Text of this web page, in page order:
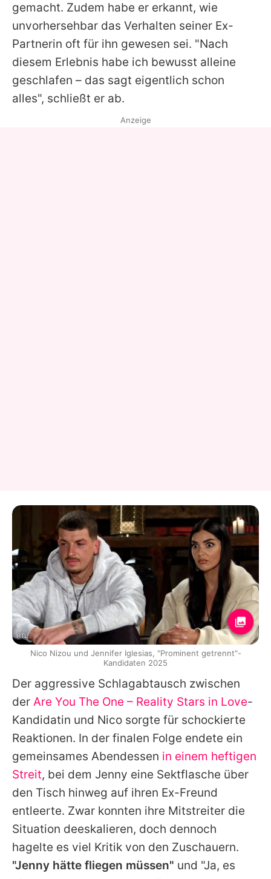
gemacht. Zudem habe er erkannt, wie
unvorhersehbar das Verhalten seiner Ex-
Partnerin oft für ihn gewesen sei. "Nach
diesem Erlebnis habe ich bewusst alleine
geschlafen – das sagt eigentlich schon
alles", schließt er ab.
Der aggressive Schlagabtausch zwischen
der Are You The One – Reality Stars in Love-
Kandidatin und Nico sorgte für schockierte
Reaktionen. In der finalen Folge endete ein
gemeinsames Abendessen in einem heftigen
Streit, bei dem Jenny eine Sektflasche über
den Tisch hinweg auf ihren Ex-Freund
entleerte. Zwar konnten ihre Mitstreiter die
Situation deeskalieren, doch dennoch
hagelte es viel Kritik von den Zuschauern.
"Jenny hätte fliegen müssen" und "Ja, es
Anzeige
RTL
Nico Nizou und Jennifer Iglesias, "Prominent getrennt"-
Kandidaten 2025